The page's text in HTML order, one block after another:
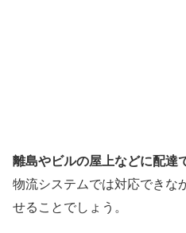
離島やビルの屋上などに配達
物流システムでは対応できな
せることでしょう。